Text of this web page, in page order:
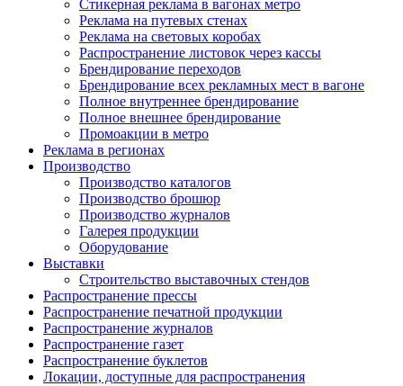
Стикерная реклама в вагонах метро
Реклама на путевых стенах
Реклама на световых коробах
Распространение листовок через кассы
Брендирование переходов
Брендирование всех рекламных мест в вагоне
Полное внутреннее брендирование
Полное внешнее брендирование
Промоакции в метро
Реклама в регионах
Производство
Производство каталогов
Производство брошюр
Производство журналов
Галерея продукции
Оборудование
Выставки
Строительство выставочных стендов
Распространение прессы
Распространение печатной продукции
Распространение журналов
Распространение газет
Распространение буклетов
Локации, доступные для распространения